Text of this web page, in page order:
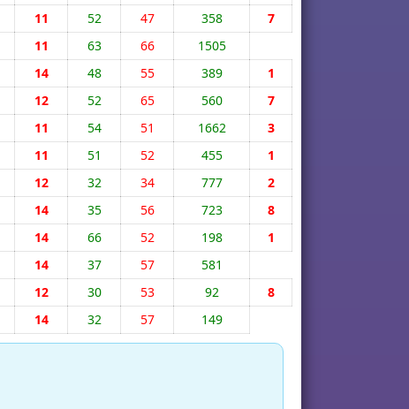
11 52 47 358
7
11 63 66
1505
14 48 55 389
1
12 52 65 560
7
11 54 51 1662
3
11 51 52 455
1
12 32 34 777
2
14 35 56 723
8
14 66 52 198
1
14 37 57
581
12 30 53 92
8
14 32 57 149